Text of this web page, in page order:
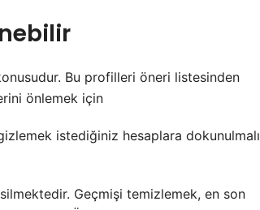
Bu profilleri öneri listesinden
önlemek için
istediğiniz hesaplara dokunulmalı
Geçmişi temizlemek, en son